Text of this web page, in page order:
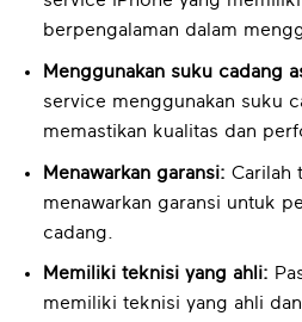
berpengalaman dalam
Menggunakan suku cadang
service menggunakan suku
memastikan kualitas dan
Menawarkan garansi: Carilah
menawarkan garansi untuk
cadang.
Memiliki teknisi yang ahli:
memiliki teknisi yang ahli